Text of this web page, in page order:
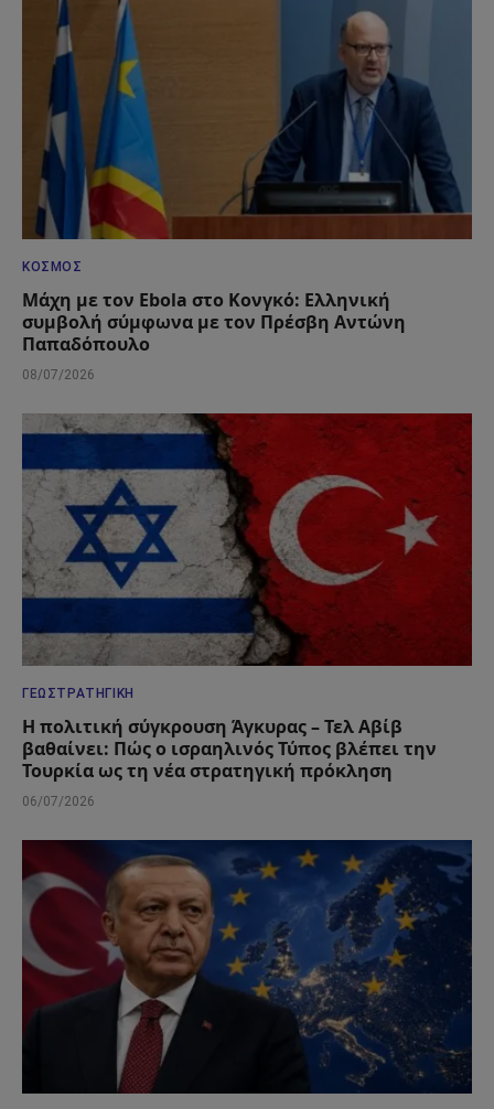
ΚΌΣΜΟΣ
Μάχη με τον Ebola στο Κονγκό: Ελληνική
συμβολή σύμφωνα με τον Πρέσβη Αντώνη
Παπαδόπουλο
08/07/2026
ΓΕΩΣΤΡΑΤΗΓΙΚΉ
Η πολιτική σύγκρουση Άγκυρας – Τελ Αβίβ
βαθαίνει: Πώς ο ισραηλινός Τύπος βλέπει την
Τουρκία ως τη νέα στρατηγική πρόκληση
06/07/2026